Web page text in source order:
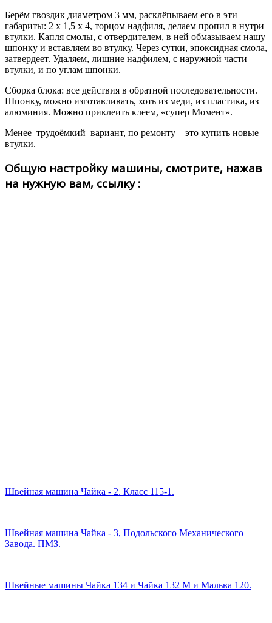
Берём гвоздик диаметром 3 мм, расклёпываем его в эти
габариты: 2 х 1,5 х 4, торцом надфиля, делаем пропил в нутри
втулки. Капля смолы, с отвердителем, в ней обмазываем нашу
шпонку и вставляем во втулку. Через сутки, эпоксидная смола,
затвердеет. Удаляем, лишние надфилем, с наружной части
втулки, и по углам шпонки.
Сборка блока: все действия в обратной последовательности.
Шпонку, можно изготавливать, хоть из меди, из пластика, из
алюминия. Можно приклеить клеем, «супер Момент».
Менее трудоёмкий вариант, по ремонту – это купить новые
втулки.
Общую настройку машины, смотрите, нажав
на нужную вам, ссылку :
Швейная машина Чайка - 2. Класс 115-1.
Швейная машина Чайка - 3, Подольского Механического
Завода. ПМЗ.
Швейные машины Чайка 134 и Чайка 132 М и Мальва 120.